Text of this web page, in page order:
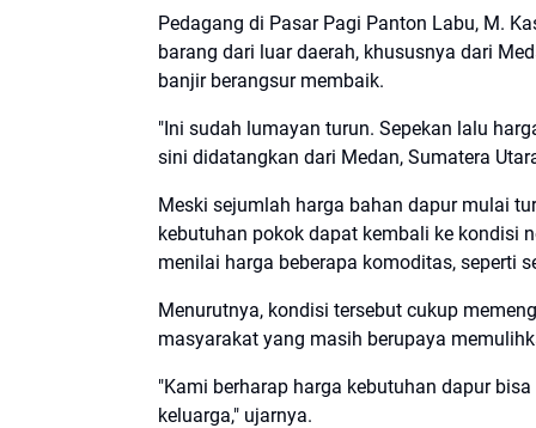
Pedagang di Pasar Pagi Panton Labu, M.
barang dari luar daerah, khususnya dari
banjir berangsur membaik.
"Ini sudah lumayan turun. Sepekan lalu
sini didatangkan dari Medan, Sumatera
Meski sejumlah harga bahan dapur mulai
kebutuhan pokok dapat kembali ke kondisi
menilai harga beberapa komoditas, seperti
Menurutnya, kondisi tersebut cukup
masyarakat yang masih berupaya
"Kami berharap harga kebutuhan dapur
keluarga," ujarnya.